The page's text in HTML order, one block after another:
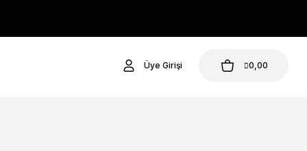
Üye Girişi 0,00